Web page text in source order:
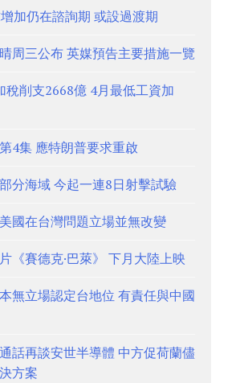
加仍在諮詢期 或設過渡期
周三公布 英媒預告主要措施一覽
稅削支2668億 4月最低工資加
4集 應特朗普要求重啟
分海域 今起一連8日射擊試驗
國在台灣問題立場並無改變
《賽德克·巴萊》 下月大陸上映
無立場認定台地位 有責任與中國
話再談安世半導體 中方促荷蘭儘
方案